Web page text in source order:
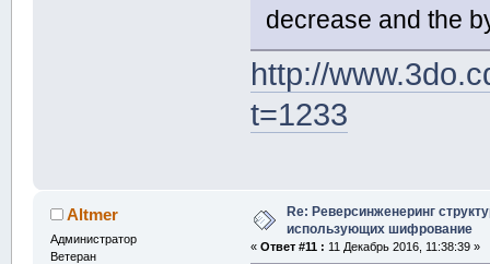
decrease and the
http://
t=1233
Altmer
Администратор
Ветеран
Re: Реверсинженеринг
использующих шифрование
«Ответ #11 : 11 Декабрь 2016, 11:38:39 »